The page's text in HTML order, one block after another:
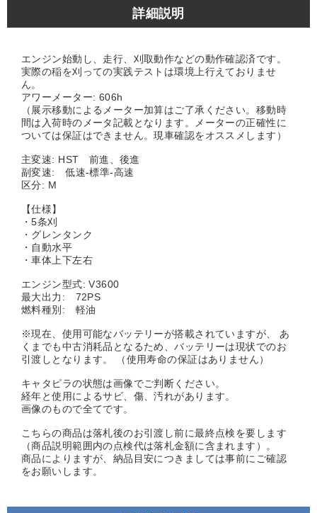
詳細説明
エンジン始動し、走行、刈取動作などの動作確認済です。
実際の稲を刈っての実践テストは環境上行えておりませ
ん。
アワーメーター: 606h
（展示移動によるメーター加算はご了承ください。移動時
間は入荷時のメータ記載となります。メーターの正確性に
ついては保証はできません。現車確認をオススメします）
主変速: HST 前進、後進
副変速: 低速-標準-高速
区分: M
【仕様】
・5条刈
・グレンタンク
・自動水平
・車体上下左右
エンジン型式: V3600
最大出力: 72PS
燃料種別: 軽油
※現在、使用可能なバッテリーが搭載されていますが、 あ
くまでも中古消耗品となるため、バッテリーは現状でのお
引渡しとなります。 （使用寿命の保証はありません）
キャタピラの状態は画像でご判断ください。
経年と使用によるサビ、傷、汚れがあります。
画像のもので全てです。
こちらの商品は落札後のお引渡し前に最終点検を要します
（商品説明範囲内の点検代は落札金額に含まれます）。
商品によりますが、納品目安につきましては事前にご確認
をお願いします。